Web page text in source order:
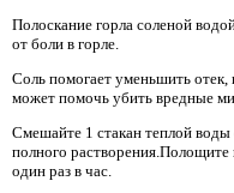
Полоскание горла соленой
от боли в горле.
Соль помогает уменьшить отек,
может помочь убить вредные
Смешайте 1 стакан теплой
полного растворения.Полощите
один раз в час.